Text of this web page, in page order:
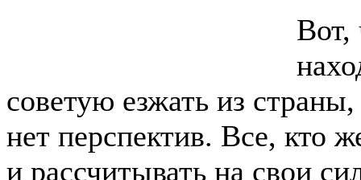
Вот,
советую езжать из страны,
нет перспектив. Все, кто
и рассчитывать на свои